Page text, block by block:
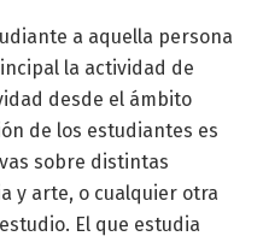
a aquella persona
la actividad de
desde el ámbito
de los estudiantes es
sobre distintas
y arte, o cualquier otra
El que estudia